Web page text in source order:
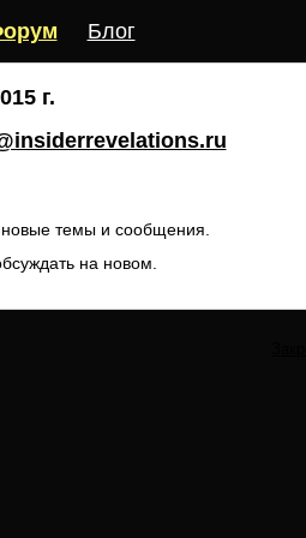
Блог
г.
темы и сообщения.
на новом.